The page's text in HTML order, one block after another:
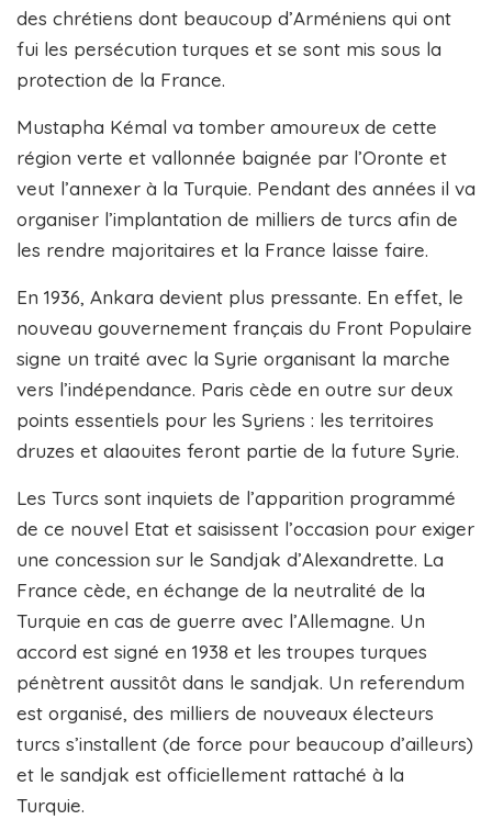
des chrétiens dont beaucoup d’Arméniens qui ont
fui les persécution turques et se sont mis sous la
protection de la France.
Mustapha Kémal va tomber amoureux de cette
région verte et vallonnée baignée par l’Oronte et
veut l’annexer à la Turquie. Pendant des années il va
organiser l’implantation de milliers de turcs afin de
les rendre majoritaires et la France laisse faire.
En 1936, Ankara devient plus pressante. En effet, le
nouveau gouvernement français du Front Populaire
signe un traité avec la Syrie organisant la marche
vers l’indépendance. Paris cède en outre sur deux
points essentiels pour les Syriens : les territoires
druzes et alaouites feront partie de la future Syrie.
Les Turcs sont inquiets de l’apparition programmé
de ce nouvel Etat et saisissent l’occasion pour exiger
une concession sur le Sandjak d’Alexandrette. La
France cède, en échange de la neutralité de la
Turquie en cas de guerre avec l’Allemagne. Un
accord est signé en 1938 et les troupes turques
pénètrent aussitôt dans le sandjak. Un referendum
est organisé, des milliers de nouveaux électeurs
turcs s’installent (de force pour beaucoup d’ailleurs)
et le sandjak est officiellement rattaché à la
Turquie.